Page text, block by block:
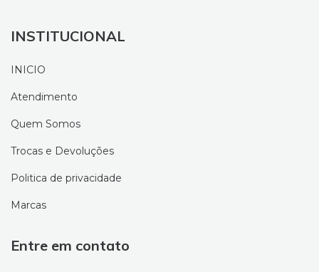
INSTITUCIONAL
INICIO
Atendimento
Quem Somos
Trocas e Devoluções
Politica de privacidade
Marcas
Entre em contato